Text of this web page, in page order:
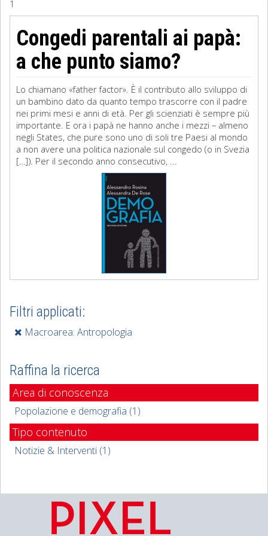
Filosofia
Matematica
Diritto
1
Congedi parentali ai papà:
a che punto siamo?
Lo chiamano «father factor». È il contributo allo sviluppo di
un bambino dato da quanto tempo trascorre con il padre
nei primi mesi e anni di età. Per gli scienziati è sempre più
importante. E ora i papà ne hanno anche i mezzi – almeno
negli States, che pure sono uno di soli tre Paesi al mondo
a non avere una politica nazionale sul congedo (o in Svezia
[…]). Per il secondo anno consecutivo, ...
Filtri applicati:
Macroarea: Antropologia
Raffina la ricerca
Area di conoscenza
Popolazione e demografia (1)
Tipo contenuto
Notizie & Interventi (1)